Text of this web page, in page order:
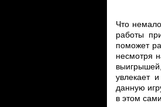
Что
работы
поможет
несмотря
увлекает
данную
в этом